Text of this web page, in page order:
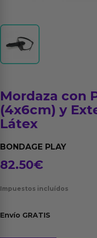
Mordaza con
(4x6cm) y
Látex
BONDAGE PLAY
82.50€
Impuestos incluídos
Envío GRATIS